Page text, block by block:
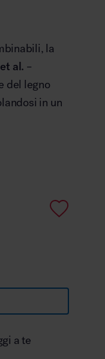
la
et al. –
del legno
in un
a te